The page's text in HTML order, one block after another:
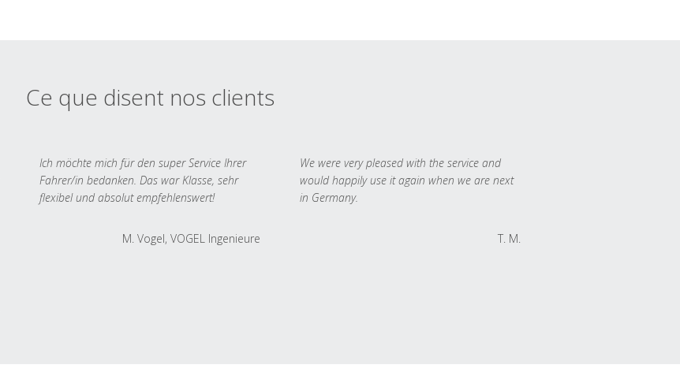
Ce que disent nos clients
Ich möchte mich für den super Service Ihrer
Fahrer/in bedanken. Das war Klasse, sehr
flexibel und absolut empfehlenswert!
M. Vogel, VOGEL Ingenieure
We were very pleased with the service and
would happily use it again when we are next
in Germany.
T. M.